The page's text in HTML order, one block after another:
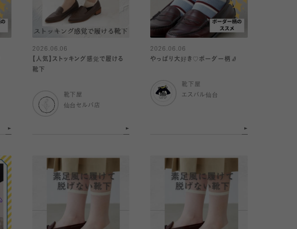
2026.06.06
【人気】ストッキング感覚で履ける
靴下
靴下屋
仙台セルバ店
2026.06.06
やっぱり大好き♡ボーダー柄🧦
靴下屋
エスパル仙台